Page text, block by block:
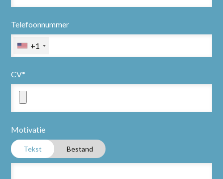
Home
Telefoonnummer
+1
CV*
Motivatie
Tekst Bestand